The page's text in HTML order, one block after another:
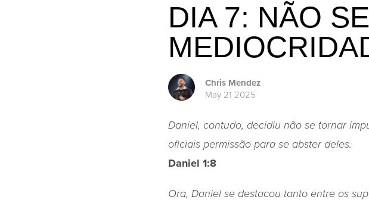
DIA 7: NÃO
Chris Mendez
May 21 2025
Daniel, contudo, decidiu não se tornar
oficiais permissão para se abster deles.
Daniel 1:8
Ora, Daniel se destacou tanto entre os